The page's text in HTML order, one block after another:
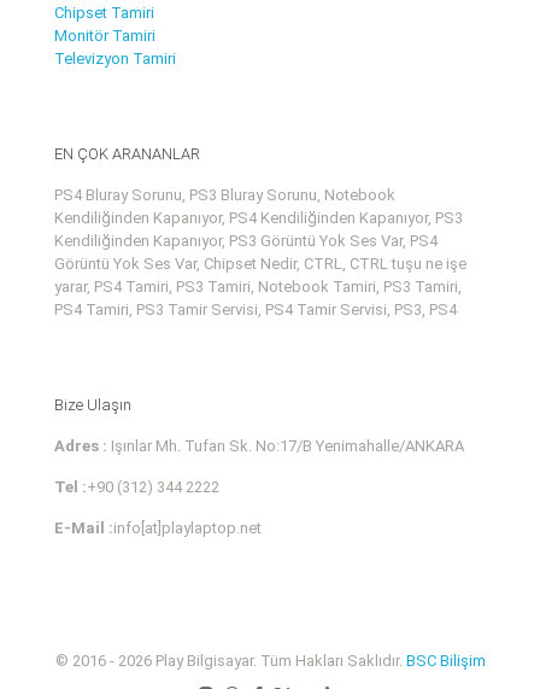
Chipset Tamiri
Monitör Tamiri
Televizyon Tamiri
EN ÇOK ARANANLAR
PS4 Bluray Sorunu, PS3 Bluray Sorunu, Notebook
Kendiliğinden Kapanıyor, PS4 Kendiliğinden Kapanıyor, PS3
Kendiliğinden Kapanıyor, PS3 Görüntü Yok Ses Var, PS4
Görüntü Yok Ses Var, Chipset Nedir, CTRL, CTRL tuşu ne işe
yarar, PS4 Tamiri, PS3 Tamiri, Notebook Tamiri, PS3 Tamiri,
PS4 Tamiri, PS3 Tamir Servisi, PS4 Tamir Servisi, PS3, PS4
Bize Ulaşın
Adres : Işınlar Mh. Tufan Sk. No:17/B Yenimahalle/ANKARA
Tel :+90 (312) 344 2222
E-Mail :info[at]playlaptop.net
© 2016 - 2026 Play Bilgisayar. Tüm Hakları Saklıdır. BSC Bilişim